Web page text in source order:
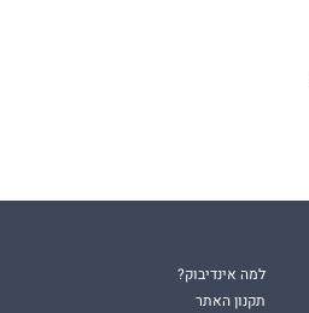
למה אינדיבוק?
תקנון האתר